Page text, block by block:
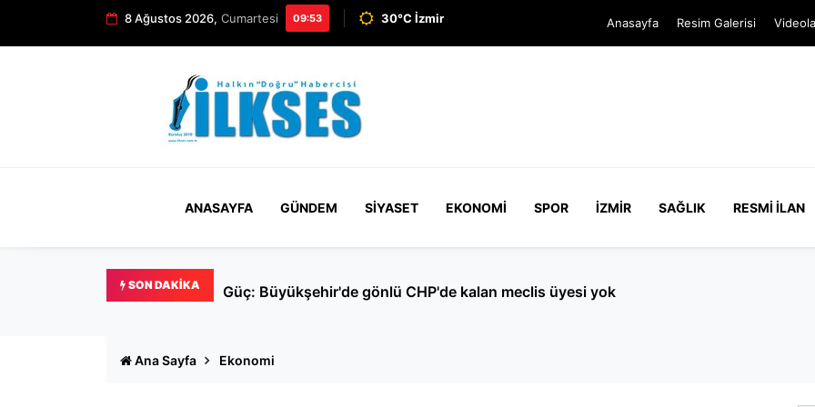
8 Ağustos 2026, Cumartesi 09:53 30°C İzmir Anasayfa Resim Galerisi
ANASAYFA GÜNDEM SIYASET EKONOMI SPOR İZMIR SAĞLIK RESMI İLAN
SON DAKIKA Güç: Büyükşehir'de gönlü CHP'de kalan meclis üyesi yok
Ana Sayfa Ekonomi